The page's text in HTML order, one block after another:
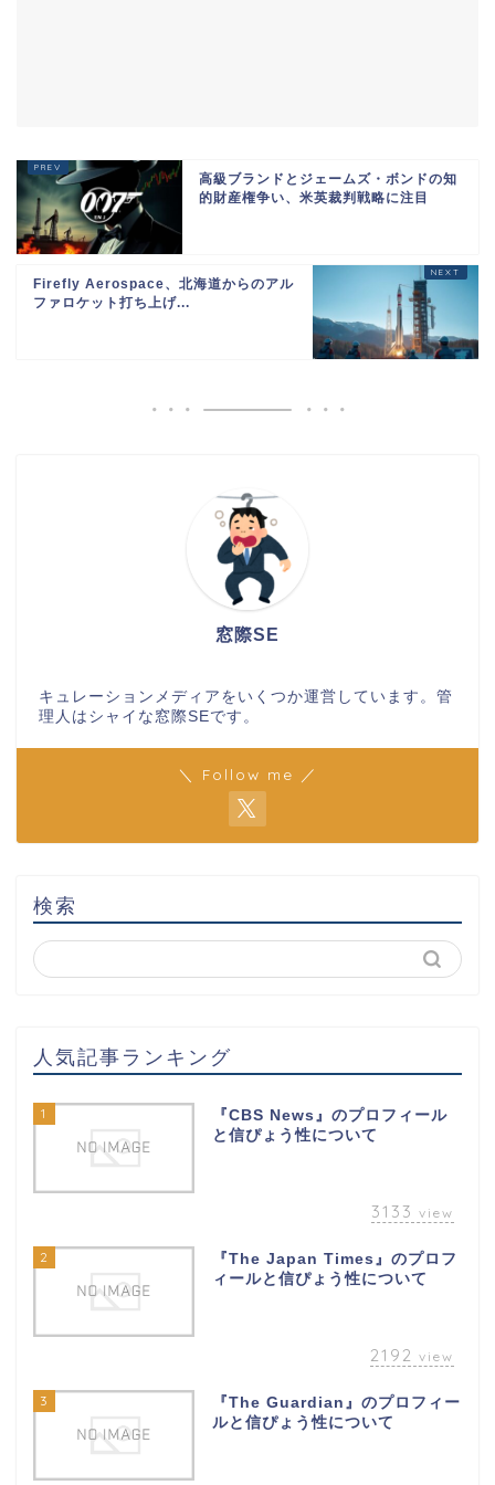
高級ブランドとジェームズ・ボンドの知
的財産権争い、米英裁判戦略に注目
Firefly Aerospace、北海道からのアル
ファロケット打ち上げ...
窓際SE
キュレーションメディアをいくつか運営しています。管
理人はシャイな窓際SEです。
＼ Follow me ／
検索
人気記事ランキング
1
『CBS News』のプロフィール
と信ぴょう性について
3133 view
2
『The Japan Times』のプロフ
ィールと信ぴょう性について
2192 view
3
『The Guardian』のプロフィー
ルと信ぴょう性について